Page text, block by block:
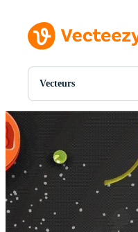
Vecteurs
Toutes Images
PSDs
SVGs
Modèles
Vecteurs
Vidéos
Motion graphics
Images Éditoriales